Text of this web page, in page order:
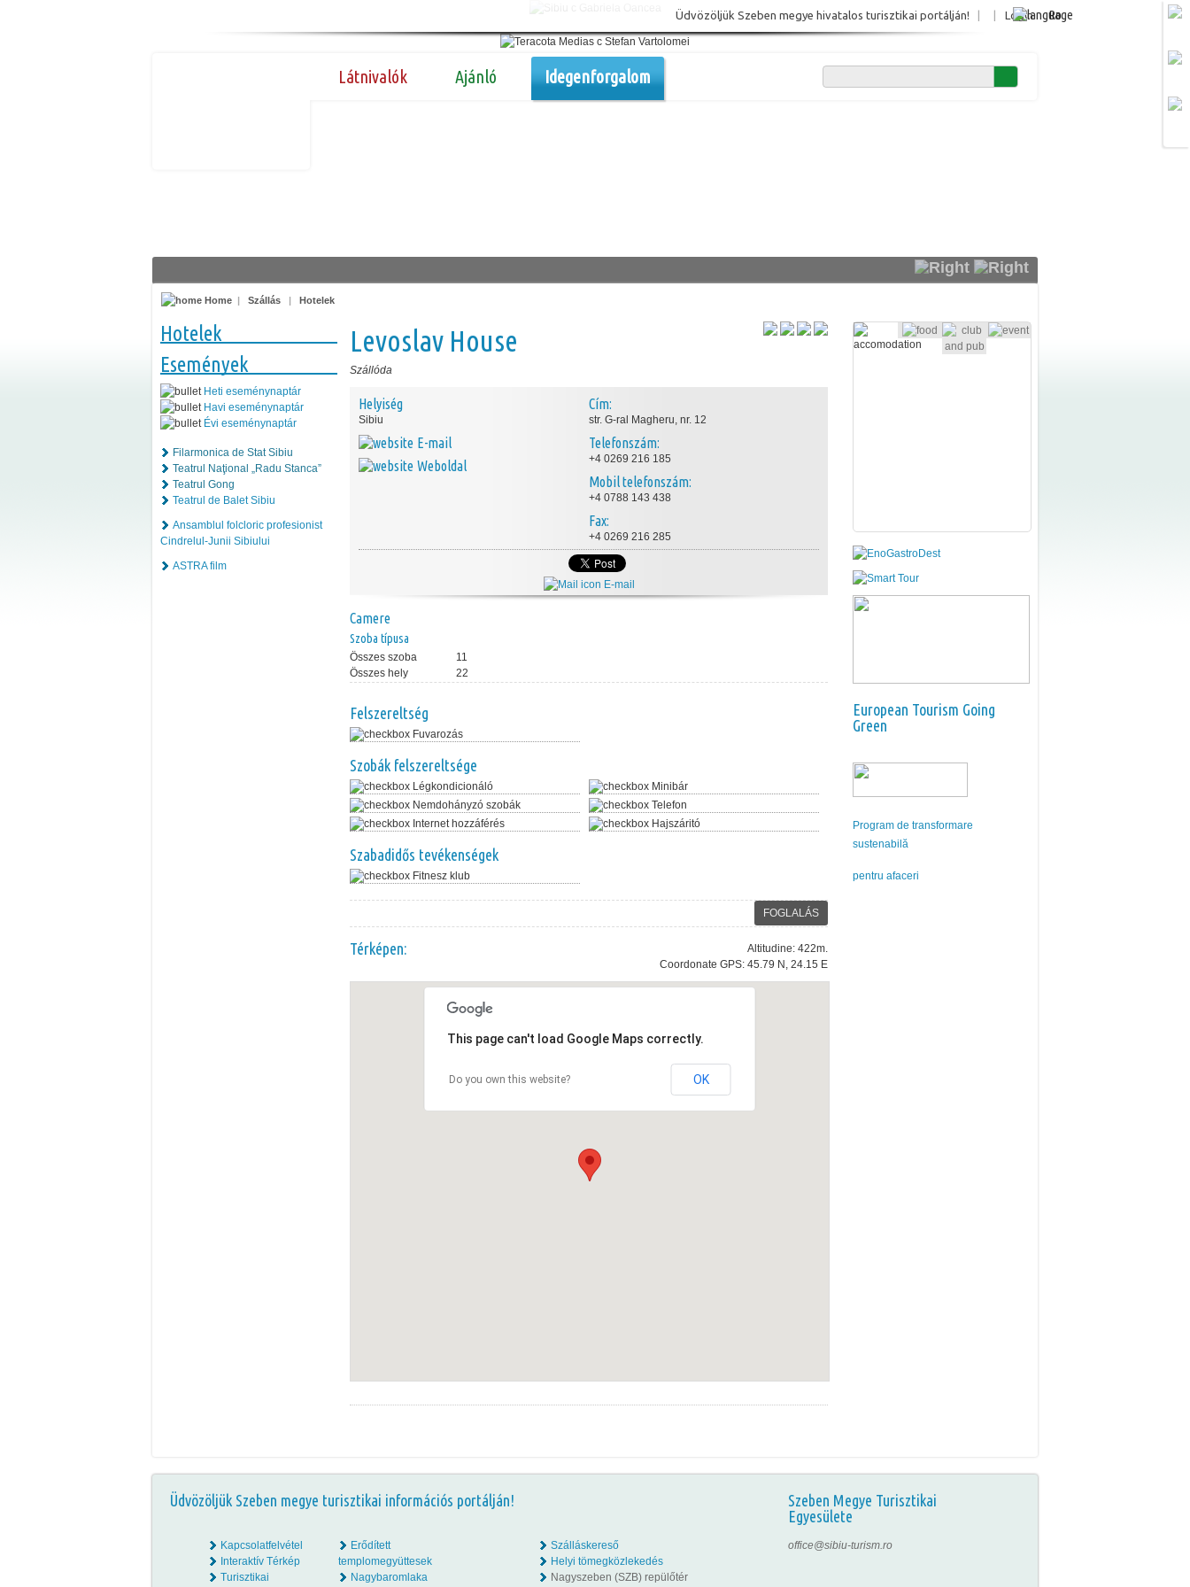
Login Ro
Üdvözöljük Szeben megye hivatalos turisztikai portálján!
Látnivalók Ajánló Idegenforgalom
Home | Szállás | Hotelek
Hotelek
Események
Heti eseménynaptár
Havi eseménynaptár
Évi eseménynaptár
Filarmonica de Stat Sibiu
Teatrul Naţional „Radu Stanca”
Teatrul Gong
Teatrul de Balet Sibiu
Ansamblul folcloric profesionist
Cindrelul-Junii Sibiului
ASTRA film
Levoslav House
Szállóda
Helyiség
Sibiu
E-mail
Weboldal
Cím:
str. G-ral Magheru, nr. 12
Telefonszám:
+4 0269 216 185
Mobil telefonszám:
+4 0788 143 438
Fax:
+4 0269 216 285
E-mail
Camere
Szoba típusa
Összes szoba
11
Összes hely
22
Felszereltség
Fuvarozás
Szobák felszereltsége
Légkondicionáló
Minibár
Nemdohányzó szobák
Telefon
Internet hozzáférés
Hajszáritó
Szabadidős tevékenségek
Fitnesz klub
FOGLALÁS
Altitudine: 422m.
Coordonate GPS: 45.79 N, 24.15 E
Térképen:
This page can't load Google Maps correctly.
Do you own this website? OK
European Tourism Going
Green
Program de transformare
sustenabilă
pentru afaceri
Üdvözöljük Szeben megye turisztikai információs portálján!
Szeben Megye Turisztikai
Egyesülete
Kapcsolatfelvétel
Interaktív Térkép
Turisztikai
Erődített
templomegyüttesek
Nagybaromlaka
Szálláskereső
Helyi tömegközlekedés
Nagyszeben (SZB) repülőtér
office@sibiu-turism.ro